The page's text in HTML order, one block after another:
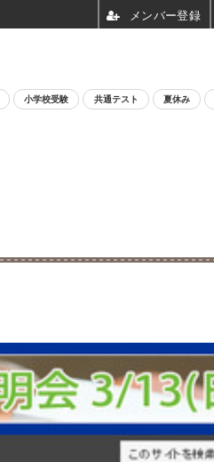
小学校受験 共通テスト 夏休み